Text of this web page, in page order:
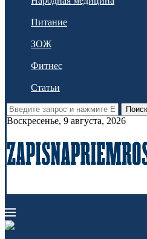
Питание
ЗОЖ
Фитнес
Статьи
Поиск
Воскресенье, 9 августа, 2026